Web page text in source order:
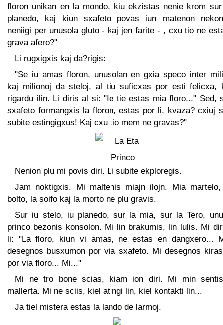
floron unikan en la mondo, kiu ekzistas nenie krom
planedo, kaj kiun sxafeto povas iun matenon
neniigi per unusola gluto - kaj jen farite - , cxu tio ne
grava afero?"
Li rugxigxis kaj da?rigis:
"Se iu amas floron, unusolan en gxia speco inter
kaj milionoj da steloj, al tiu suficxas por esti felicxa,
rigardu ilin. Li diris al si: "Ie tie estas mia floro..." Sed,
sxafeto formangxis la floron, estas por li, kvaza? cxiuj
subite estingigxus! Kaj cxu tio mem ne gravas?"
Nenion plu mi povis diri. Li subite ekploregis.
Jam noktigxis. Mi maltenis miajn ilojn. Mia martelo,
bolto, la soifo kaj la morto ne plu gravis.
Sur iu stelo, iu planedo, sur la mia, sur la Tero,
princo bezonis konsolon. Mi lin brakumis, lin lulis. Mi
li: "La floro, kiun vi amas, ne estas en dangxero...
desegnos busxumon por via sxafeto. Mi desegnos
por via floro... Mi..."
Mi ne tro bone scias, kiam ion diri. Mi min
mallerta. Mi ne sciis, kiel atingi lin, kiel kontakti lin...
Ja tiel mistera estas la lando de larmoj.